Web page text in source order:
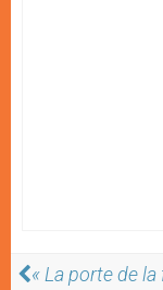
« La porte de